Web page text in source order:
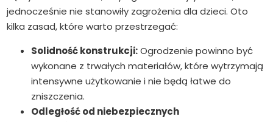
jednocześnie nie stanowiły zagrożenia dla dzieci. Oto
kilka zasad, które warto przestrzegać:
Solidność konstrukcji:Ogrodzenie powinno być
wykonane z trwałych materiałów, które wytrzymają
intensywne użytkowanie i nie będą łatwe do
zniszczenia.
Odległość od niebezpiecznych